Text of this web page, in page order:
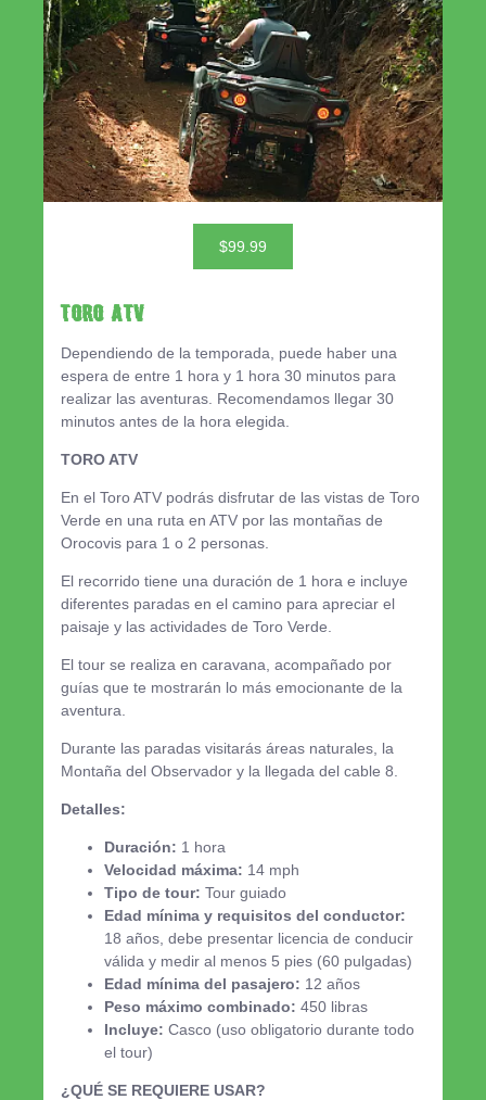
$99.99
TORO ATV
Dependiendo de la temporada, puede haber una
espera de entre 1 hora y 1 hora 30 minutos para
realizar las aventuras. Recomendamos llegar 30
minutos antes de la hora elegida.
TORO ATV
En el Toro ATV podrás disfrutar de las vistas de Toro
Verde en una ruta en ATV por las montañas de
Orocovis para 1 o 2 personas.
El recorrido tiene una duración de 1 hora e incluye
diferentes paradas en el camino para apreciar el
paisaje y las actividades de Toro Verde.
El tour se realiza en caravana, acompañado por
guías que te mostrarán lo más emocionante de la
aventura.
Durante las paradas visitarás áreas naturales, la
Montaña del Observador y la llegada del cable 8.
Detalles:
Duración: 1 hora
Velocidad máxima: 14 mph
Tipo de tour: Tour guiado
Edad mínima y requisitos del conductor:
18 años, debe presentar licencia de conducir
válida y medir al menos 5 pies (60 pulgadas)
Edad mínima del pasajero: 12 años
Peso máximo combinado: 450 libras
Incluye: Casco (uso obligatorio durante todo
el tour)
¿QUÉ SE REQUIERE USAR?